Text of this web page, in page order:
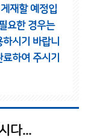
재할 예정입
요한 경우는
시기 바랍니
하여 주시기
다...